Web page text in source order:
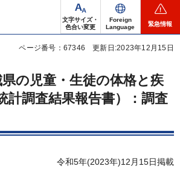
文字サイズ・
色合い変更
Foreign
Language
緊急情報
ページ番号：67346 更新日:2023年12月15日
の児童・生徒の体格と疾
計調査結果報告書）：調査
令和5年(2023年)12月15日掲載